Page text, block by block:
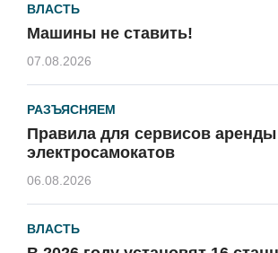
ВЛАСТЬ
Машины не ставить!
07.08.2026
РАЗЪЯСНЯЕМ
Правила для сервисов аренды
электросамокатов
06.08.2026
ВЛАСТЬ